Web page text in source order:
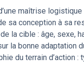
maîtrise
sa conception à sa
la cible : âge, sexe,
la bonne adaptation
du terrain d’action